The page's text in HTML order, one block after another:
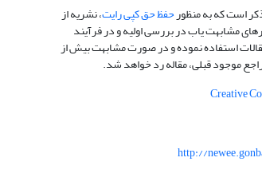
است که به منظورحفظ حق کپی رایت، نشریه از
مشابهت یاب در بررسی اولیه و در فرآیند
استفاده نموده و در صورت مشابهت بیش از
Creative
http://